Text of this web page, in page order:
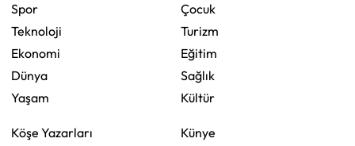
Spor
Teknoloji
Ekonomi
Dünya
Yaşam
Çocuk
Turizm
Eğitim
Sağlık
Kültür
Köşe Yazarları
Künye